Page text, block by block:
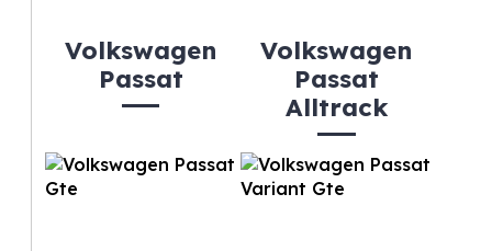
Volkswagen
Passat
Volkswagen
Passat
Alltrack